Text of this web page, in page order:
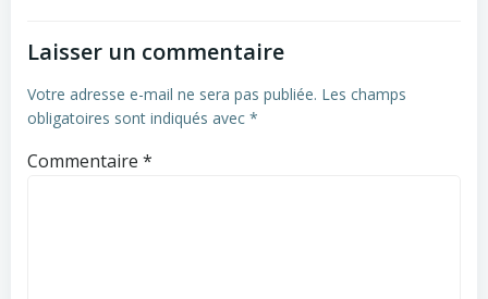
Laisser un commentaire
Votre adresse e-mail ne sera pas publiée. Les champs
obligatoires sont indiqués avec *
Commentaire *